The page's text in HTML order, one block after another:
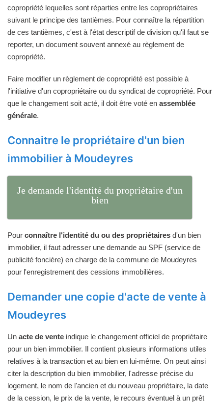
copropriété lequelles sont réparties entre les copropriétaires
suivant le principe des tantièmes. Pour connaître la répartition
de ces tantièmes, c'est à l'état descriptif de division qu'il faut se
reporter, un document souvent annexé au règlement de
copropriété.
Faire modifier un règlement de copropriété est possible à
l'initiative d'un copropriétaire ou du syndicat de copropriété. Pour
que le changement soit acté, il doit être voté en assemblée
générale.
Connaitre le propriétaire d'un bien
immobilier à Moudeyres
Je demande l'identité du propriétaire d'un
bien
Pour connaître l'identité du ou des propriétaires d'un bien
immobilier, il faut adresser une demande au SPF (service de
publicité foncière) en charge de la commune de Moudeyres
pour l'enregistrement des cessions immobilières.
Demander une copie d'acte de vente à
Moudeyres
Un acte de vente indique le changement officiel de propriétaire
pour un bien immobilier. Il contient plusieurs informations utiles
relatives à la transaction et au bien en lui-même. On peut ainsi
citer la description du bien immobilier, l'adresse précise du
logement, le nom de l'ancien et du nouveau propriétaire, la date
de la cession, le prix de la vente, le recours éventuel à un prêt